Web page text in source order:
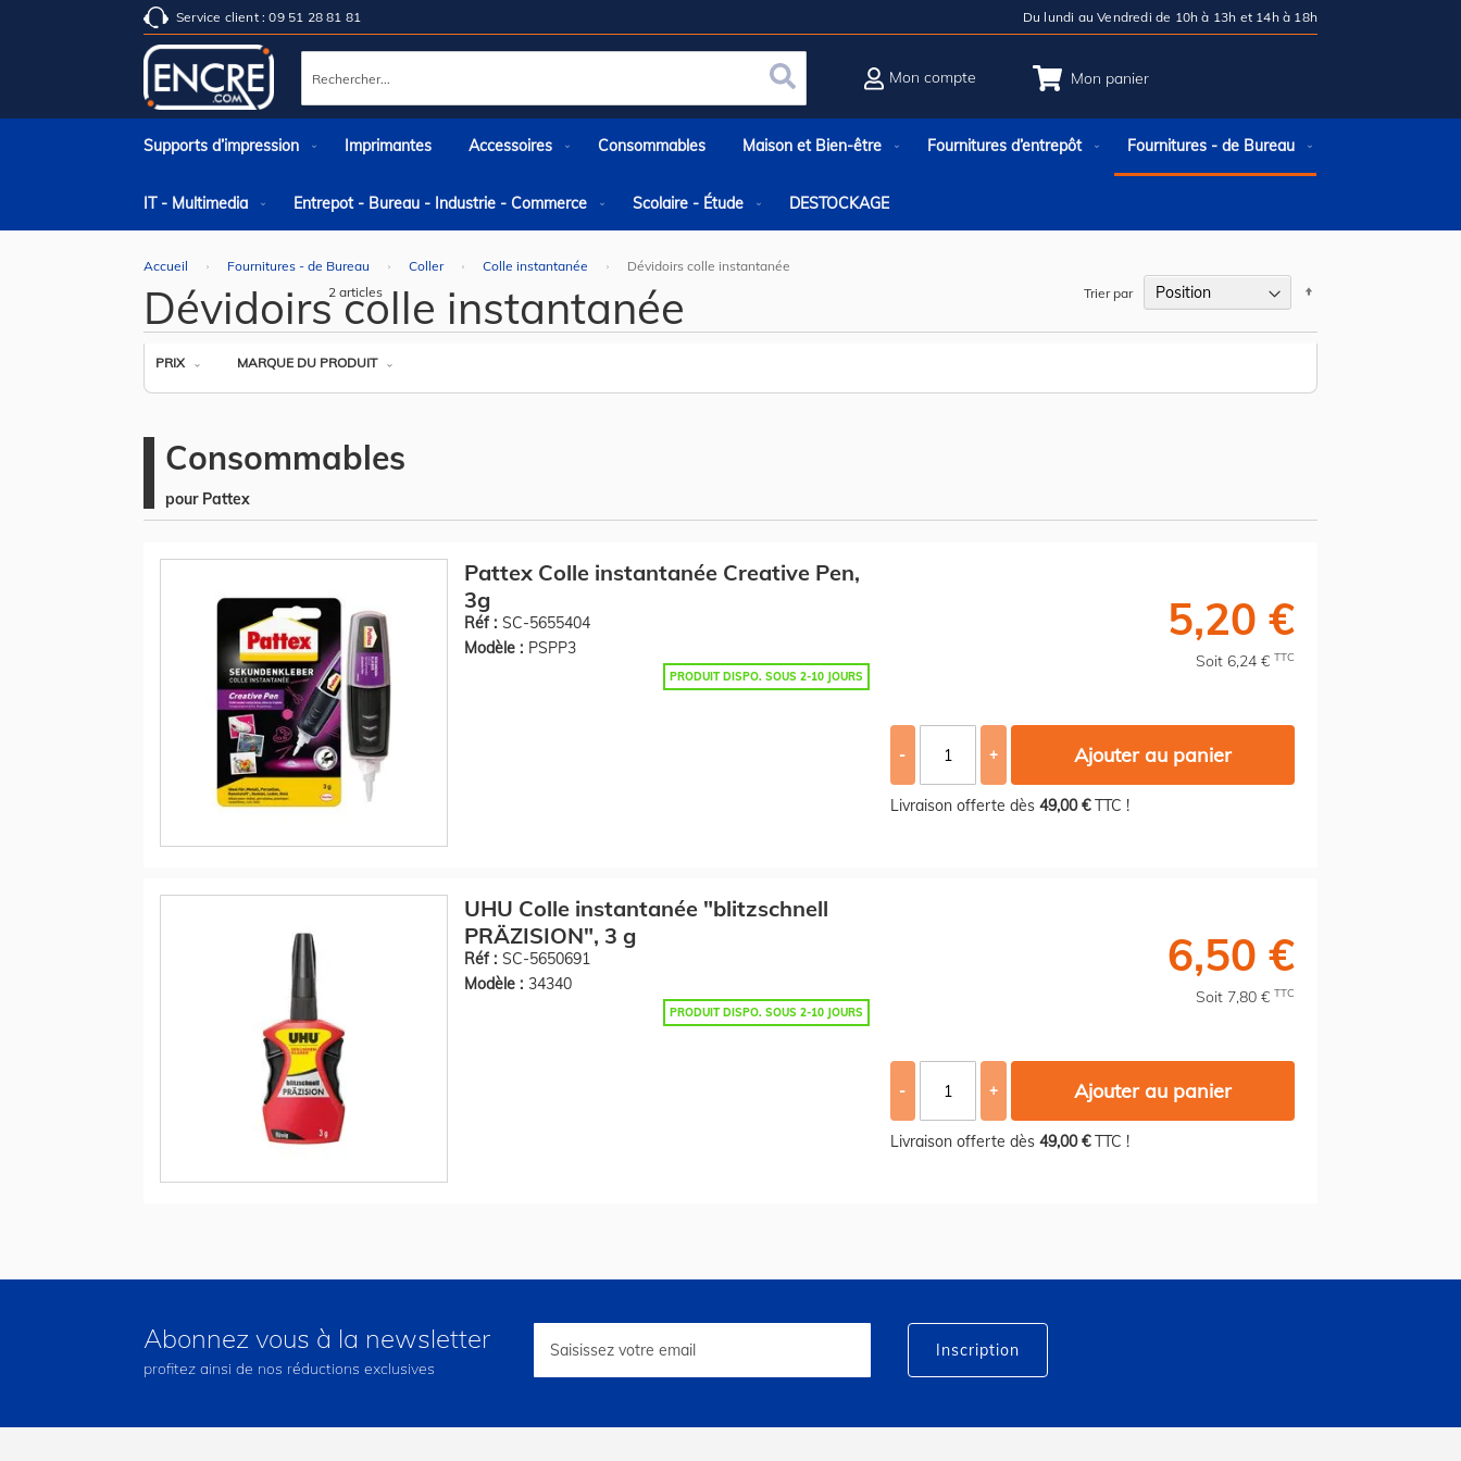
Service client : 09 51 28 81 81 Du lundi au Vendredi de 10h à 13h et 14h à 18h
Mon panier
Rechercher Rechercher
Mon compte
Supports d’impression Imprimantes Accessoires Consommables Maison et Bien-être Fournitures d’entrepôt Fournitures - de Bureau
IT - Multimedia Entrepot - Bureau - Industrie - Commerce Scolaire - Étude DESTOCKAGE
Accueil Fournitures - de Bureau Coller Colle instantanée Dévidoirs colle instantanée
Dévidoirs colle instantanée
PRIX MARQUE DU PRODUIT
2 articles Trier par
Consommables
pour Pattex
Pattex Colle instantanée Creative Pen,
3g
Réf : SC-5655404
Modèle : PSPP3
PRODUIT DISPO. SOUS 2-10 JOURS
5,20 €
Soit 6,24 € TTC
- + Ajouter au panier
Livraison offerte dès 49,00 €TTC !
UHU Colle instantanée "blitzschnell
PRÄZISION", 3 g
Réf : SC-5650691
Modèle : 34340
PRODUIT DISPO. SOUS 2-10 JOURS
6,50 €
Soit 7,80 € TTC
- + Ajouter au panier
Livraison offerte dès 49,00 €TTC !
Abonnez vous à la newsletter
profitez ainsi de nos réductions exclusives
lettre
Inscription